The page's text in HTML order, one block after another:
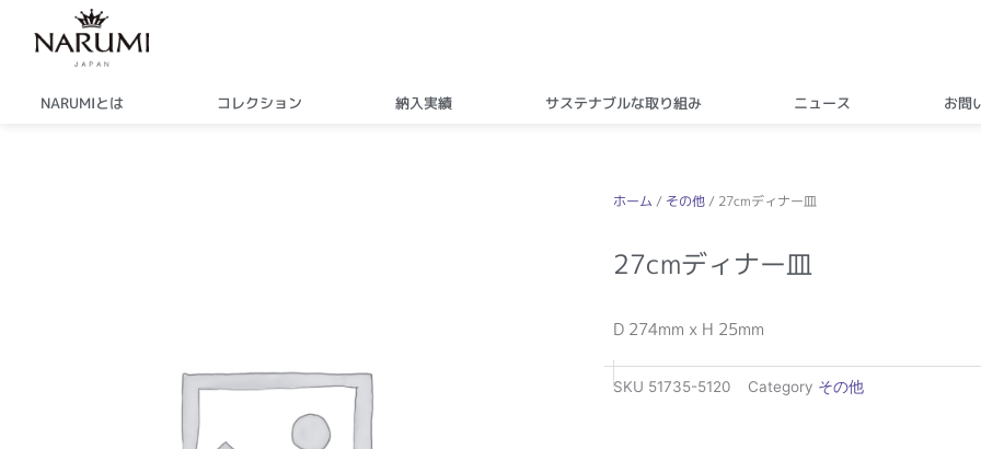
NARUMIとは コレクション 納入実績 サステナブルな取り組み ニュース お問
ホーム / その他 / 27cmディナー皿
27cmディナー皿
D 274mm x H 25mm
SKU 51735-5120 Category その他